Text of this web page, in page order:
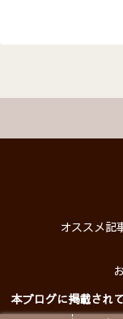
オススメ記
本ブログに掲載され